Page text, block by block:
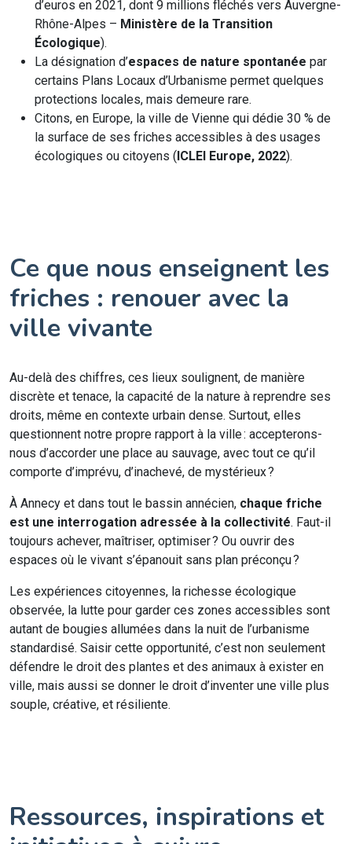
d’euros en 2021, dont 9 millions fléchés vers Auvergne-
Rhône-Alpes – Ministère de la Transition
Écologique).
La désignation d’espaces de nature spontanée par
certains Plans Locaux d’Urbanisme permet quelques
protections locales, mais demeure rare.
Citons, en Europe, la ville de Vienne qui dédie 30 % de
la surface de ses friches accessibles à des usages
écologiques ou citoyens (ICLEI Europe, 2022).
Ce que nous enseignent les
friches : renouer avec la
ville vivante
Au-delà des chiffres, ces lieux soulignent, de manière
discrète et tenace, la capacité de la nature à reprendre ses
droits, même en contexte urbain dense. Surtout, elles
questionnent notre propre rapport à la ville : accepterons-
nous d’accorder une place au sauvage, avec tout ce qu’il
comporte d’imprévu, d’inachevé, de mystérieux ?
À Annecy et dans tout le bassin annécien, chaque friche
est une interrogation adressée à la collectivité. Faut-il
toujours achever, maîtriser, optimiser ? Ou ouvrir des
espaces où le vivant s’épanouit sans plan préconçu ?
Les expériences citoyennes, la richesse écologique
observée, la lutte pour garder ces zones accessibles sont
autant de bougies allumées dans la nuit de l’urbanisme
standardisé. Saisir cette opportunité, c’est non seulement
défendre le droit des plantes et des animaux à exister en
ville, mais aussi se donner le droit d’inventer une ville plus
souple, créative, et résiliente.
Ressources, inspirations et